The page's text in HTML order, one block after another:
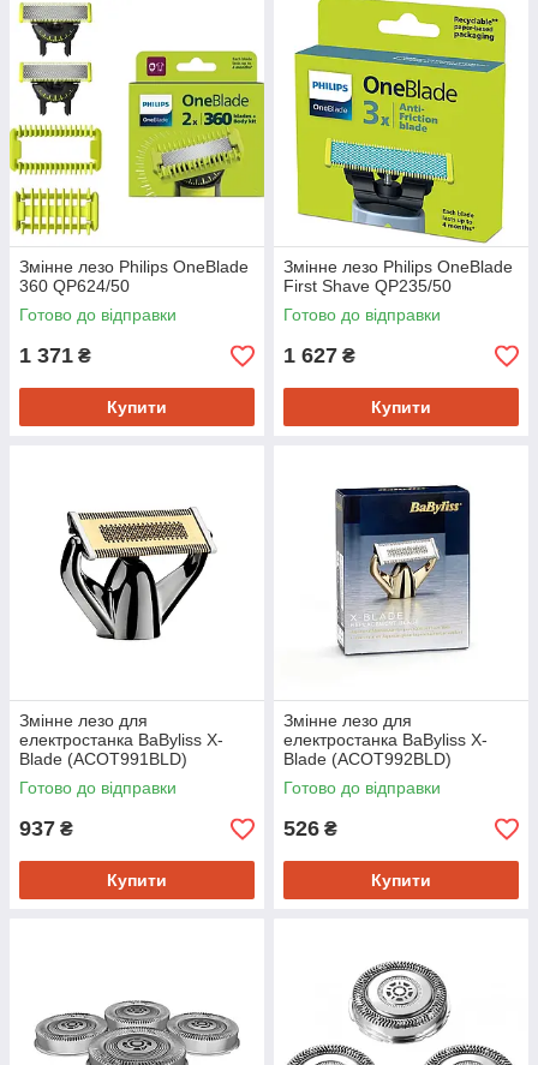
Змінне лезо Philips OneBlade
360 QP624/50
Готово до відправки
1 371 ₴
Купити
Змінне лезо Philips OneBlade
First Shave QP235/50
Готово до відправки
1 627 ₴
Купити
Змінне лезо для
електростанка BaByliss X-
Blade (ACOT991BLD)
Готово до відправки
937 ₴
Купити
Змінне лезо для
електростанка BaByliss X-
Blade (ACOT992BLD)
Готово до відправки
526 ₴
Купити